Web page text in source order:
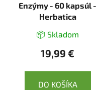
Enzýmy - 60 kapsúl -
Herbatica
📦 Skladom
19,99 €
DO KOŠÍKA